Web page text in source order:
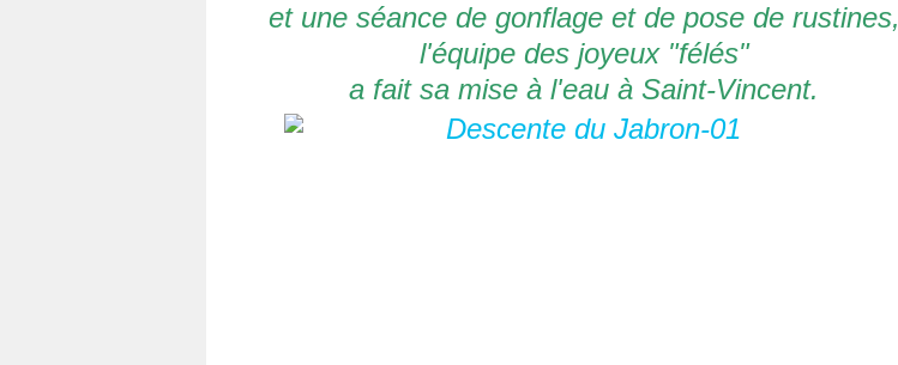
et une séance de gonflage et de pose de rustines,
l'équipe des joyeux "félés"
a fait sa mise à l'eau à Saint-Vincent.